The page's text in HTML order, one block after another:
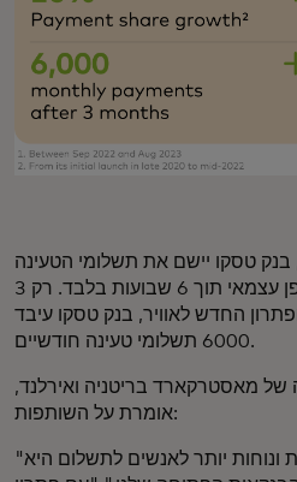
בנק טסקו יישם את תשלומי הטעינה
של מאסטרקארד באופן עצמאי תוך 6 שבועות בלבד. רק 3
החדש לאוויר, בנק טסקו עיבד
6000 תשלומי טעינה חודשיים.
של מאסטרקארד בריטניה ואירלנד,
אומרת על השותפות:
"הבאת דרכים פשוטות, בטוחות ונוחות יותר לאנשים לתשלום היא